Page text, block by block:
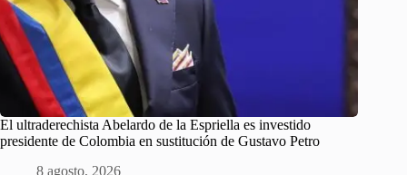
El ultraderechista Abelardo de la Espriella es investido
presidente de Colombia en sustitución de Gustavo Petro
8 agosto, 2026